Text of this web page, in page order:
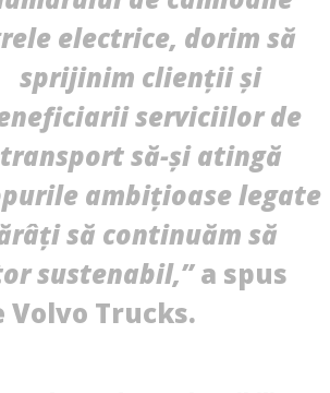
de
WDP își consolidează prezența pe
piața europeană și investește în
noi proiecte logistice din România
Redacția
electrice, dorim să
sprijinim clienții și
serviciilor de
transport să-și atingă
ambițioase legate
să continuăm să
sustenabil,”a spus
Volvo Trucks.